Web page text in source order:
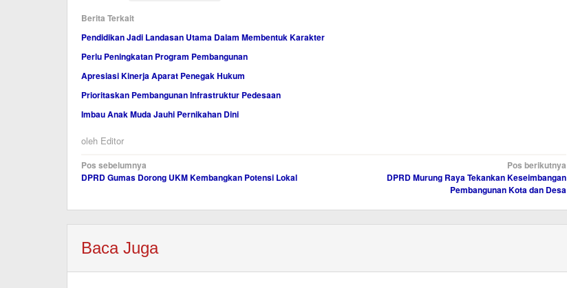
Berita Terkait
Pendidikan Jadi Landasan Utama Dalam Membentuk Karakter
Perlu Peningkatan Program Pembangunan
Apresiasi Kinerja Aparat Penegak Hukum
Prioritaskan Pembangunan Infrastruktur Pedesaan
Imbau Anak Muda Jauhi Pernikahan Dini
oleh Editor
Navigasi
pos
Pos sebelumnya
DPRD Gumas Dorong UKM Kembangkan Potensi Lokal
Pos berikutnya
DPRD Murung Raya Tekankan Keseimbangan
Pembangunan Kota dan Desa
Baca Juga